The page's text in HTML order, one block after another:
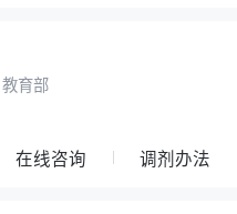
教育部
在线咨询 调剂办法